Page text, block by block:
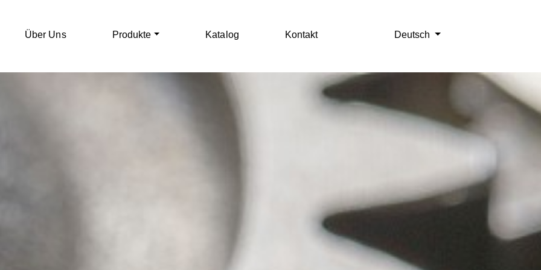
Über Uns Produkte Katalog Kontakt Deutsch